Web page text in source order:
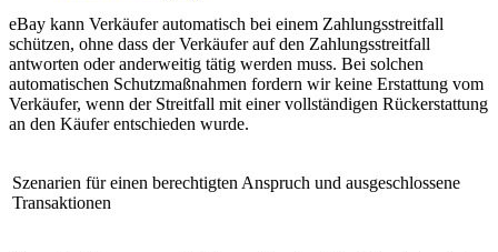
eBay kann Verkäufer automatisch bei einem Zahlungsstreitfall
schützen, ohne dass der Verkäufer auf den Zahlungsstreitfall
antworten oder anderweitig tätig werden muss. Bei solchen
automatischen Schutzmaßnahmen fordern wir keine Erstattung vom
Verkäufer, wenn der Streitfall mit einer vollständigen Rückerstattung
an den Käufer entschieden wurde.
Szenarien für einen berechtigten Anspruch und ausgeschlossene
Transaktionen